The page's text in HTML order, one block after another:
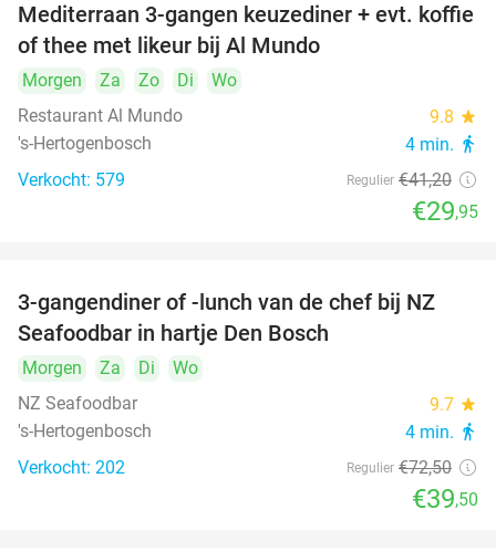
27%
Mediterraan 3-gangen keuzediner + evt. koffie
of thee met likeur bij Al Mundo
Morgen Za Zo Di
Wo
Restaurant Al Mundo
9.8 star
's-Hertogenbosch 4 min. directions_walk
Verkocht: 579 Regulier €41,20
€29,95
46%
3-gangendiner of -lunch van de chef bij NZ
Seafoodbar in hartje Den Bosch
Morgen Za Di
Wo
NZ Seafoodbar
9.7 star
's-Hertogenbosch 4 min. directions_walk
Verkocht: 202 Regulier €72,50
€39,50